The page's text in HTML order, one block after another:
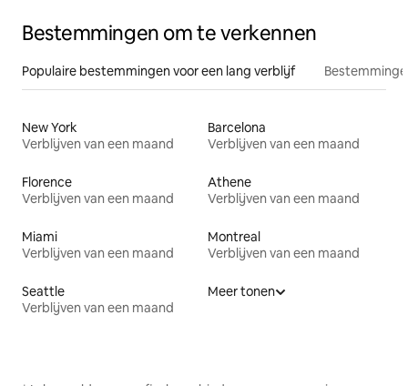
Bestemmingen om te verkennen
Populaire bestemmingen voor een lang verblijf
New York
Verblijven van een maand
Barcelona
Verblijven van een maand
Florence
Verblijven van een maand
Athene
Verblijven van een maand
Miami
Verblijven van een maand
Montreal
Verblijven van een maand
Seattle
Verblijven van een maand
Meer tonen